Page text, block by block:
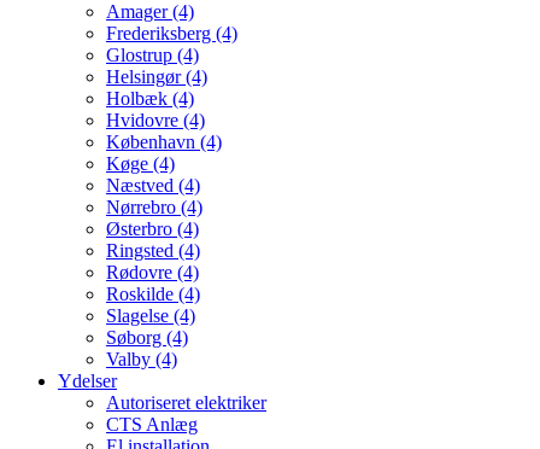
Amager (4)
Frederiksberg (4)
Glostrup (4)
Helsingør (4)
Holbæk (4)
Hvidovre (4)
København (4)
Køge (4)
Næstved (4)
Nørrebro (4)
Østerbro (4)
Ringsted (4)
Rødovre (4)
Roskilde (4)
Slagelse (4)
Søborg (4)
Valby (4)
Ydelser
Autoriseret elektriker
CTS Anlæg